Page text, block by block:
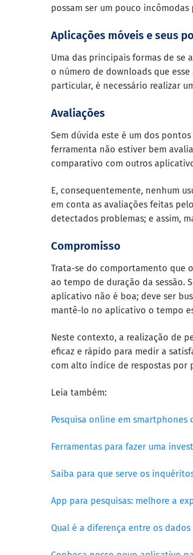
possam ser um pouco incômodas
Aplicações móveis e seus
Uma das principais formas de se
o número de downloads que
particular, é necessário realizar
Avaliações
Sem dúvida este é um dos
ferramenta não estiver bem
comparativo com outros
E, consequentemente, nenhum
em conta as avaliações feitas
detectados problemas; e assim,
Compromisso
Trata-se do comportamento que
ao tempo de duração da sessão.
aplicativo não é boa; deve ser
mantê-lo no aplicativo o tempo
Neste contexto, a realização de
eficaz e rápido para medir a
com alto índice de respostas por
Leia também:
Pesquisa online em smartphones
Ferramentas para fazer uma
Saiba para que serve os
App para pesquisas: melhore a
Qual é a diferença entre os